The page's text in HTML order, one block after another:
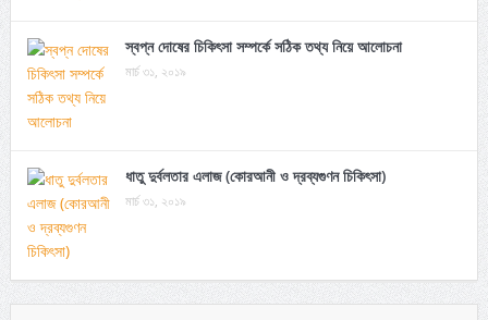
স্বপ্ন দোষের চিকিৎসা সম্পর্কে সঠিক তথ্য নিয়ে আলোচনা
মার্চ ৩১, ২০১৯
ধাতু দুর্বলতার এলাজ (কোরআনী ও দ্রব্যগুণন চিকিৎসা)
মার্চ ৩১, ২০১৯